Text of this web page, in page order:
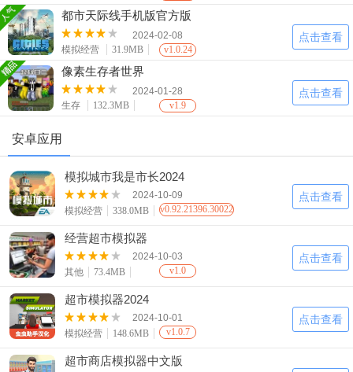
都市天际线手机版官方版
2024-02-08
模拟经营
31.9MB v1.0.24
点击查看
像素生存者世界
2024-01-28
生存
132.3MB v1.9
点击查看
安卓应用
模拟城市我是市长2024
2024-10-09
模拟经营
338.0MB v0.92.21396.30022
点击查看
经营超市模拟器
2024-10-03
其他
73.4MB v1.0
点击查看
超市模拟器2024
2024-10-01
模拟经营
148.6MB v1.0.7
点击查看
超市商店模拟器中文版